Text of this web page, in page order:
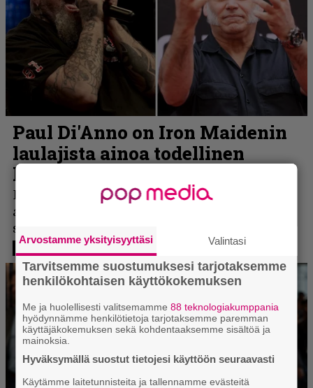
Arvostamme yksityisyyttäsi Valintasi
Tarvitsemme suostumuksesi tarjotaksemme
henkilökohtaisen käyttökokemuksen
Me ja huolellisesti valitsemamme88 teknologiakumppania
hyödynnämme henkilötietoja tarjotaksemme paremman
käyttäjäkokemuksen sekä kohdentaaksemme sisältöä ja
mainoksia.
Hyväksymällä suostut tietojesi käyttöön seuraavasti
Käytämme laitetunnisteita ja tallennamme evästeitä